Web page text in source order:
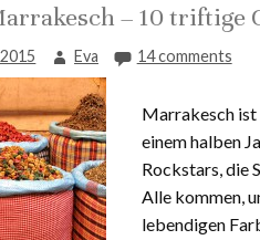
– 10 triftige
Eva 14 comments
Marrakesch ist
einem halben
Rockstars, die
Alle kommen,
lebendigen